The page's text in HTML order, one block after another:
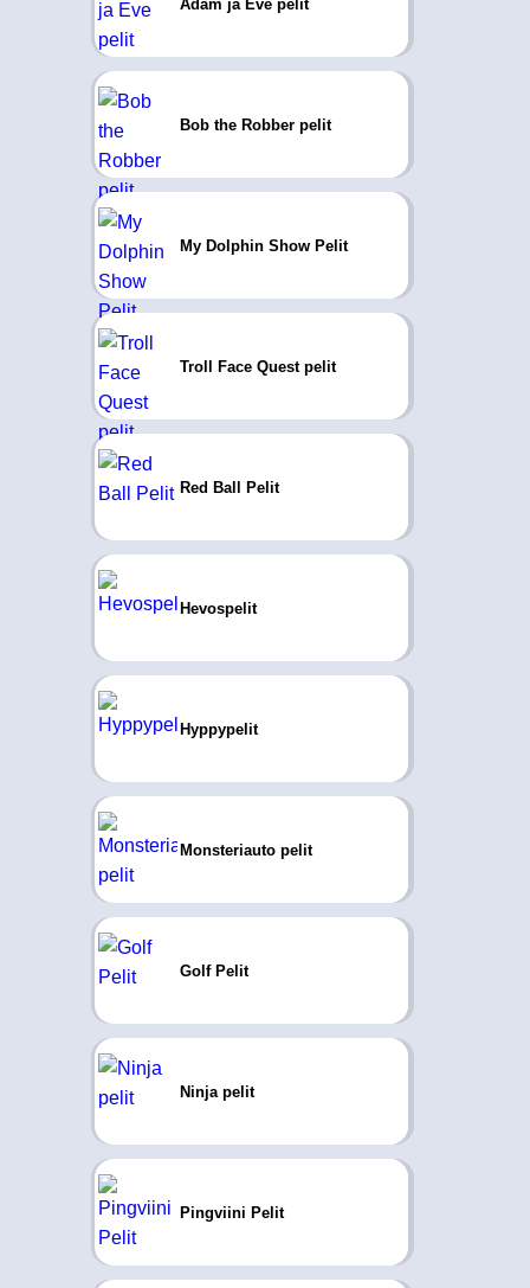
Adam ja Eve pelit
Bob the Robber pelit
My Dolphin Show Pelit
Troll Face Quest pelit
Red Ball Pelit
Hevospelit
Hyppypelit
Monsteriauto pelit
Golf Pelit
Ninja pelit
Pingviini Pelit